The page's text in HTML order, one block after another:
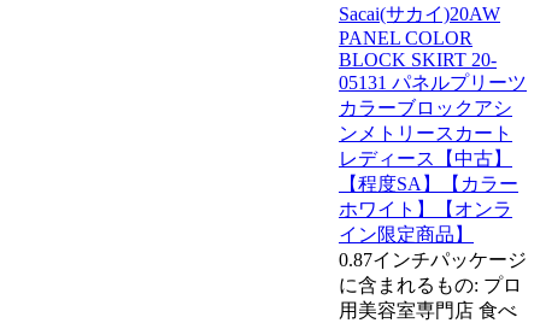
Sacai(サカイ)20AW
PANEL COLOR
BLOCK SKIRT 20-
05131 パネルプリーツ
カラーブロックアシ
ンメトリースカート
レディース【中古】
【程度SA】【カラー
ホワイト】【オンラ
イン限定商品】
0.87インチパッケージ
に含まれるもの: プロ
用美容室専門店 食べ